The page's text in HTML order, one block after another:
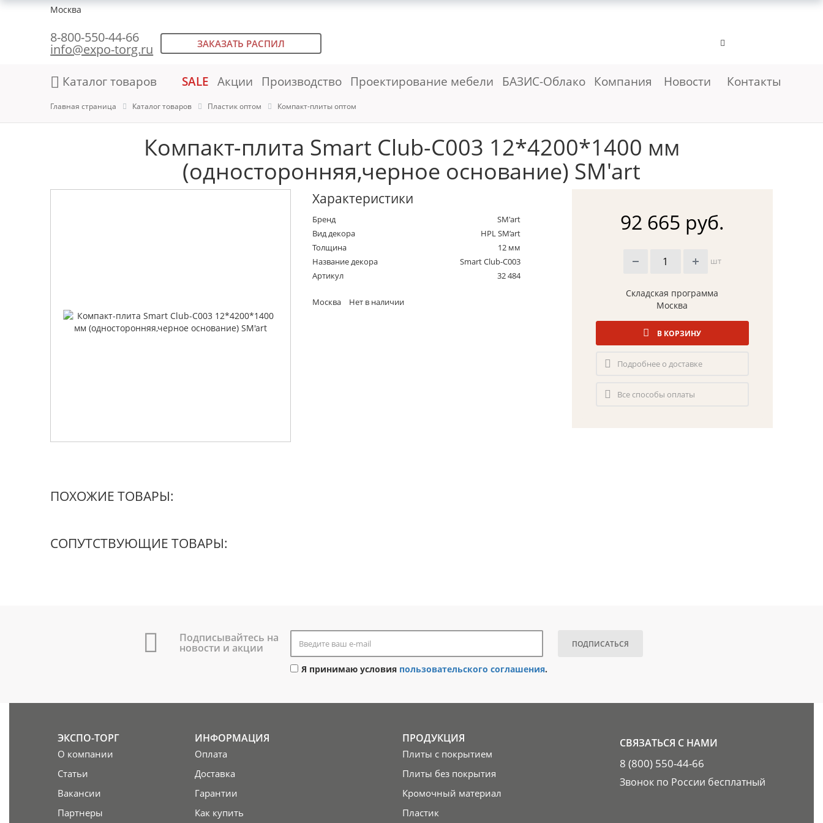
Москва
8-800-550-44-66
info@expo-torg.ru ЗАКАЗАТЬ РАСПИЛ
Каталог товаров SALE Акции Производство Проектирование мебели БАЗИС-Облако Компания Новости Контакты
Главная страница Каталог товаров Пластик оптом Компакт-плиты оптом
Компакт-плита Smart Club-C003 12*4200*1400 мм
(односторонняя,черное основание) SM'art
Характеристики
Бренд
SM'art
Вид декора
HPL SM’art
Толщина
12 мм
Название декора
Smart Club-C003
Артикул
32 484
Москва Нет в наличии
92 665 руб.
шт
Складская программа
Москва
В КОРЗИНУ
Подробнее о доставке
Все способы оплаты
ПОХОЖИЕ ТОВАРЫ:
СОПУТСТВУЮЩИЕ ТОВАРЫ:
Подписывайтесь на
новости и акции ПОДПИСАТЬСЯ
Я принимаю условия пользовательского соглашения.
ЭКСПО-ТОРГ
О компании
Статьи
Вакансии
Партнеры
ИНФОРМАЦИЯ
Оплата
Доставка
Гарантии
Как купить
ПРОДУКЦИЯ
Плиты с покрытием
Плиты без покрытия
Кромочный материал
Пластик
СВЯЗАТЬСЯ С НАМИ
8 (800) 550-44-66
Звонок по России бесплатный